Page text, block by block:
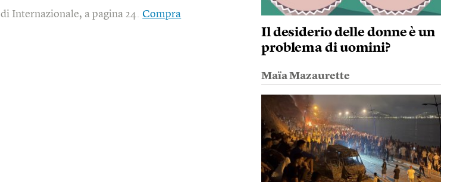
di Internazionale, a pagina 24.Compra
Il desiderio delle donne è un
problema di uomini?
Maïa Mazaurette